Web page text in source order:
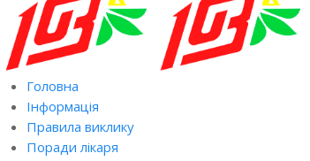
Головна
Інформація
Правила виклику
Поради лікаря